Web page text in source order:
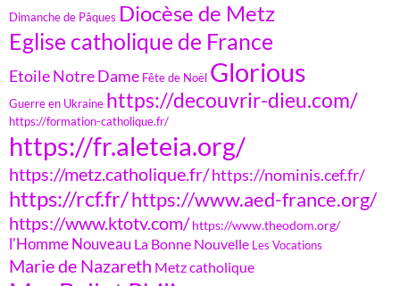
Dimanche de Pâques Diocèse de Metz
Eglise catholique de France
Etoile Notre Dame Fête de Noël Glorious
Guerre en Ukraine https://decouvrir-dieu.com/
https://formation-catholique.fr/
https://fr.aleteia.org/
https://metz.catholique.fr/https://nominis.cef.fr/
https://rcf.fr/https://www.aed-france.org/
https://www.ktotv.com/ https://www.theodom.org/
l'Homme Nouveau La Bonne Nouvelle Les Vocations
Marie de Nazareth Metz catholique